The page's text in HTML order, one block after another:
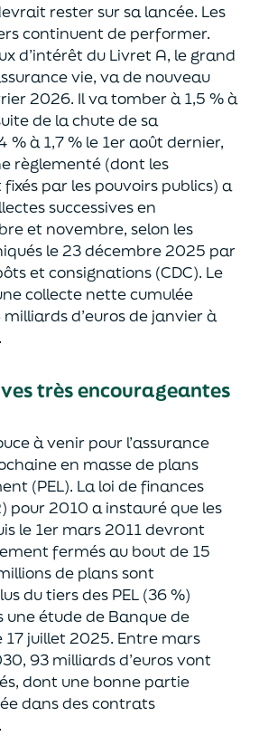
restersur sa lancée. Les
continuent de performer.
d’intérêt du Livret A, le grand
vie, vade nouveau
2026. Ilva tomberà 1,5 %à
de la chute de sa
à 1,7 % le 1eraoût dernier,
règlementé (dont les
par les pouvoirs publics) a
successives en
et novembre, selon les
le 23 décembre 2025 par
et consignations (CDC). Le
collecte nette cumulée
d’euros de janvier à
très encourageantes
à venir pour l’assurance
en masse de plans
(PEL). La loi de finances
pour 2010 a instauré que les
le 1er mars 2011 devront
fermés au bout de 15
de plans sont
du tiers des PEL (36 %)
une étude de Banque de
17 juillet 2025. Entre mars
93 milliards d’euros vont
dont une bonne partie
dans des contrats